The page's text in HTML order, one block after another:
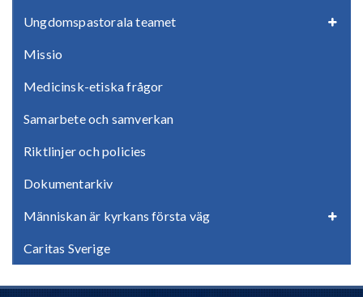
Ungdomspastorala teamet
Missio
Medicinsk-etiska frågor
Samarbete och samverkan
Riktlinjer och policies
Dokumentarkiv
Människan är kyrkans första väg
Caritas Sverige